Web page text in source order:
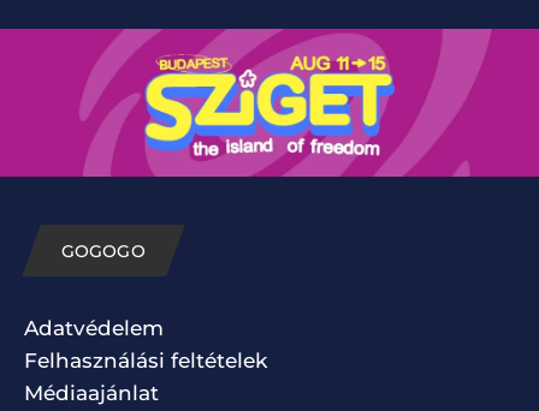
GOGOGO
Adatvédelem
Felhasználási feltételek
Médiaajánlat